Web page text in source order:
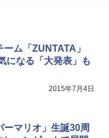
ム「ZUNTATA」
になる「大発表」も
2015年7月4日
ーマリオ」生誕30周